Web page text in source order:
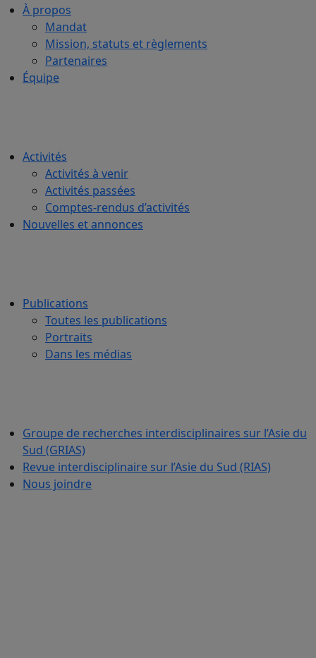
À propos
Mandat
Mission, statuts et règlements
Partenaires
Équipe
Activités
Activités à venir
Activités passées
Comptes-rendus d’activités
Nouvelles et annonces
Publications
Toutes les publications
Portraits
Dans les médias
Groupe de recherches interdisciplinaires sur l’Asie du
Sud (GRIAS)
Revue interdisciplinaire sur l’Asie du Sud (RIAS)
Nous joindre